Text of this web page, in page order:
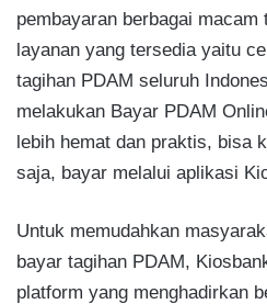
pembayaran berbagai
layanan yang tersedia yaitu
tagihan PDAM seluruh
melakukan Bayar PDAM
lebih hemat dan praktis, bisa
saja, bayar melalui aplikasi
Untuk memudahkan
bayar tagihan PDAM,
platform yang menghadirkan